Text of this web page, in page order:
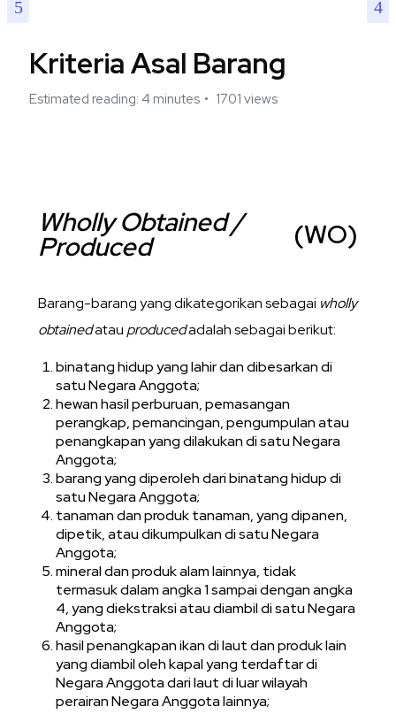
Kriteria Asal Barang
Estimated reading: 4 minutes 1701 views
Wholly Obtained /
Produced (WO)
Barang-barang yang dikategorikan sebagai wholly
obtainedatau producedadalah sebagai berikut:
binatang hidup yang lahir dan dibesarkan di
satu Negara Anggota;
hewan hasil perburuan, pemasangan
perangkap, pemancingan, pengumpulan atau
penangkapan yang dilakukan di satu Negara
Anggota;
barang yang diperoleh dari binatang hidup di
satu Negara Anggota;
tanaman dan produk tanaman, yang dipanen,
dipetik, atau dikumpulkan di satu Negara
Anggota;
mineral dan produk alam lainnya, tidak
termasuk dalam angka 1 sampai dengan angka
4, yang diekstraksi atau diambil di satu Negara
Anggota;
hasil penangkapan ikan di laut dan produk lain
yang diambil oleh kapal yang terdaftar di
Negara Anggota dari laut di luar wilayah
perairan Negara Anggota lainnya;